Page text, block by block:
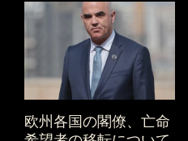
欧州各国の閣僚、亡命